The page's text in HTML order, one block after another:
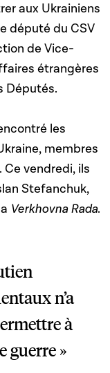
aux Ukrainiens
député du CSV
de Vice-
étrangères
Députés.
les
membres
vendredi, ils
Stefanchuk,
Verkhovna Rada.
n’a
à
guerre »